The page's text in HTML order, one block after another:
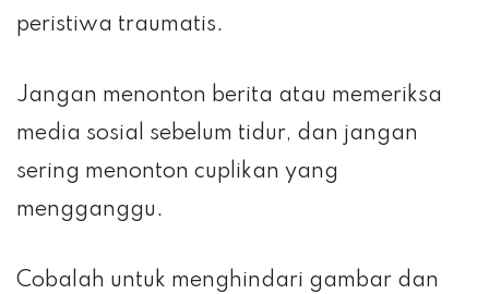
peristiwa traumatis.
Jangan menonton berita atau memeriksa
media sosial sebelum tidur, dan jangan
sering menonton cuplikan yang
mengganggu.
Cobalah untuk menghindari gambar dan